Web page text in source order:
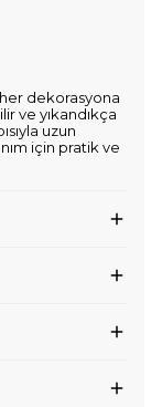
dekorasyona
ve yıkandıkça
uzun
için pratik ve